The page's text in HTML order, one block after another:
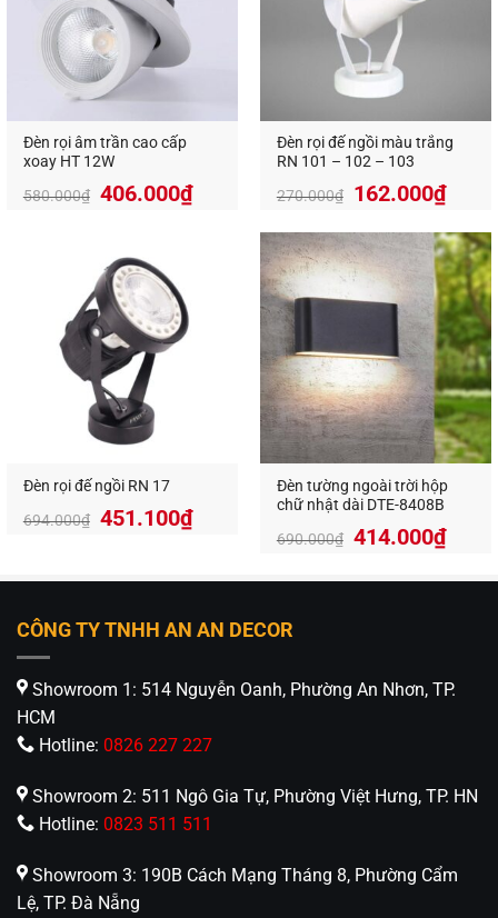
Tp.Hồ Chí Minh
Hotline:
0826.227.227 0813.160.160(zalo)
https://anandecor.vn/
Đèn rọi âm trần cao cấp
xoay HT 12W
580.000₫ 406.000₫
Đèn rọi đế ngồi màu trắng
RN 101 – 102 – 103
270.000₫ 162.000₫
Đèn rọi đế ngồi RN 17
694.000₫ Giá
694.000₫.
451.100₫Giá
hiện
là:
Đèn tường ngoài trời hộp
chữ nhật dài DTE-8408B
690.000₫ 414.000₫
CÔNG TY TNHH AN AN DECOR
Showroom 1: 514 Nguyễn Oanh, Phường An Nhơn, TP.
HCM
Hotline: 0826 227 227
Showroom 2: 511 Ngô Gia Tự, Phường Việt Hưng, TP. HN
Hotline: 0823 511 511
Showroom 3: 190B Cách Mạng Tháng 8, Phường Cẩm
Lệ, TP. Đà Nẵng